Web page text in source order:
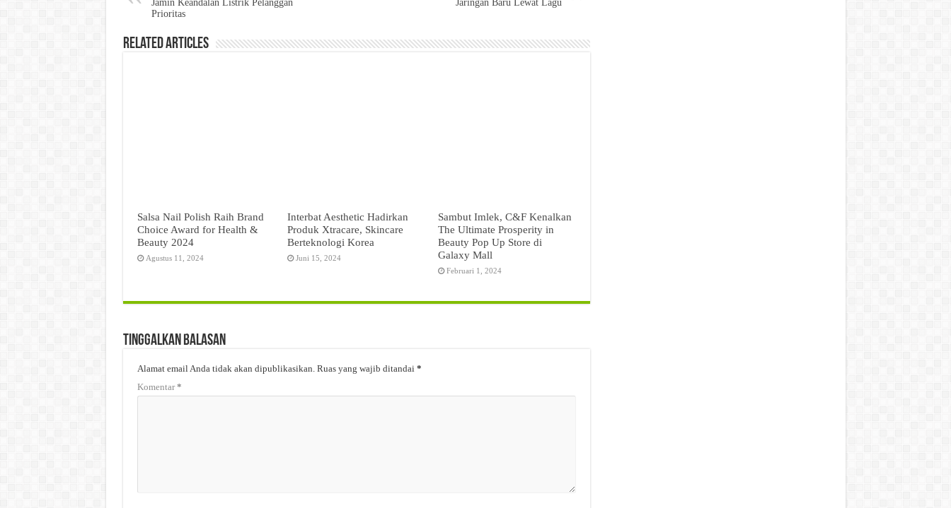
Jamin Keandalan Listrik Pelanggan
Prioritas
Jaringan Baru Lewat Lagu
Related Articles
Salsa Nail Polish Raih Brand
Choice Award for Health &
Beauty 2024
Agustus 11, 2024
Interbat Aesthetic Hadirkan
Produk Xtracare, Skincare
Berteknologi Korea
Juni 15, 2024
Sambut Imlek, C&F Kenalkan
The Ultimate Prosperity in
Beauty Pop Up Store di
Galaxy Mall
Februari 1, 2024
Tinggalkan Balasan
Alamat email Anda tidak akan dipublikasikan. Ruas yang wajib ditandai *
Komentar*